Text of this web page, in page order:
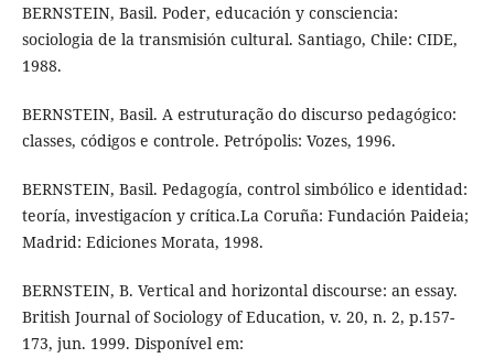
BERNSTEIN, Basil. Poder, educación y consciencia:
sociologia de la transmisión cultural. Santiago, Chile: CIDE,
1988.
BERNSTEIN, Basil. A estruturação do discurso pedagógico:
classes, códigos e controle. Petrópolis: Vozes, 1996.
BERNSTEIN, Basil. Pedagogía, control simbólico e identidad:
teoría, investigacíon y crítica.La Coruña: Fundación Paideia;
Madrid: Ediciones Morata, 1998.
BERNSTEIN, B. Vertical and horizontal discourse: an essay.
British Journal of Sociology of Education, v. 20, n. 2, p.157-
173, jun. 1999. Disponível em: